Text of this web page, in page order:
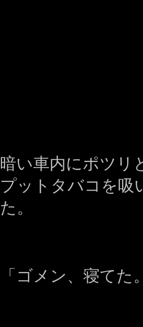
暗い車内にポツリ
プットタバコを吸
た。
「ゴメン、寝てた